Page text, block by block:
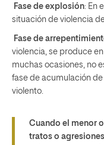
Fase de explosión: En
situación de violencia
Fase de
violencia, se produce
muchas ocasiones, no
fase de acumulación
violento.
Cuando el menor
tratos o